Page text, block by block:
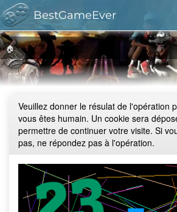
BestGameEver
🏠
Veuillez donner le résulat de l'opération
vous êtes humain. Un cookie sera
permettre de continuer votre visite. Si
pas, ne répondez pas à l'opération.